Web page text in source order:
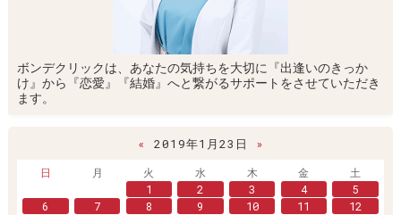
ボンデクリックは、あなたの気持ちを大切に『出逢いのきっか
け』から『恋愛』『結婚』へと繋がるサポートをさせていただき
ます。
« 2019年1月23日
»
日
月 火 水 木 金
土
1
2 3 4
5
6
7 8 9 10 11
12